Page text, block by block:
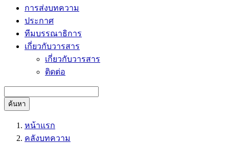
การส่งบทความ
ประกาศ
ทีมบรรณาธิการ
เกี่ยวกับวารสาร
เกี่ยวกับวารสาร
ติดต่อ
ค้นหา
หน้าแรก
คลังบทความ